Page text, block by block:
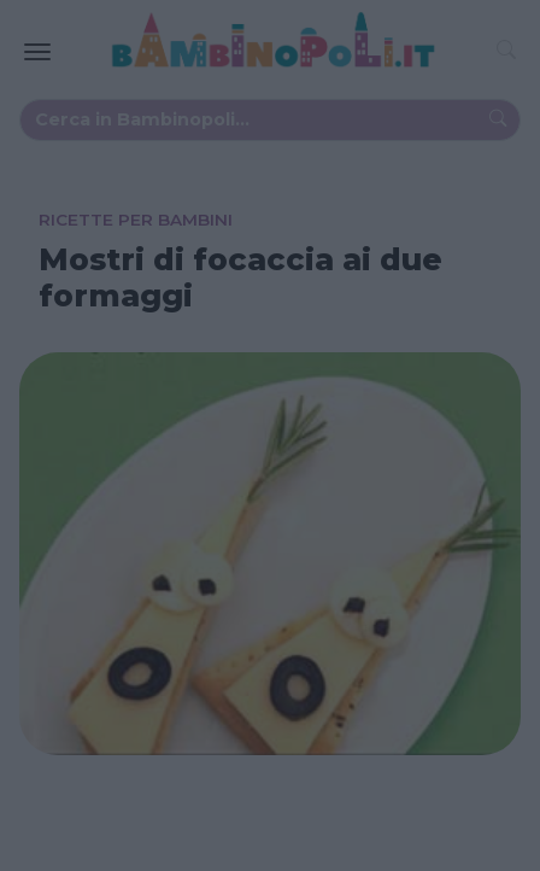
RICETTE PER BAMBINI
Mostri di focaccia ai due
formaggi